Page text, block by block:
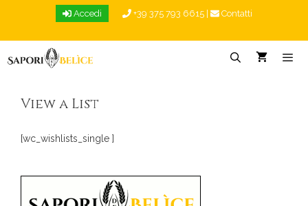
Accedi +39 375 793 6615 Contatti
View a List
[wc_wishlists_single ]